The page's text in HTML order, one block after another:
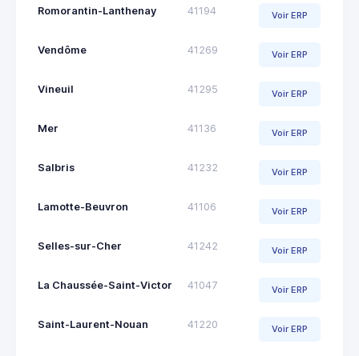
Romorantin-Lanthenay 41194 Voir ERP
Vendôme 41269 Voir ERP
Vineuil 41295 Voir ERP
Mer 41136 Voir ERP
Salbris 41232 Voir ERP
Lamotte-Beuvron 41106 Voir ERP
Selles-sur-Cher 41242 Voir ERP
La Chaussée-Saint-Victor 41047 Voir ERP
Saint-Laurent-Nouan 41220 Voir ERP